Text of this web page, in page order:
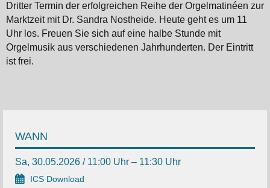
Dritter Termin der erfolgreichen Reihe der Orgelmatinéen zur
Marktzeit mit Dr. Sandra Nostheide. Heute geht es um 11
Uhr los. Freuen Sie sich auf eine halbe Stunde mit
Orgelmusik aus verschiedenen Jahrhunderten. Der Eintritt
ist frei.
WANN
Sa, 30.05.2026 / 11:00 Uhr – 11:30 Uhr
ICS Download